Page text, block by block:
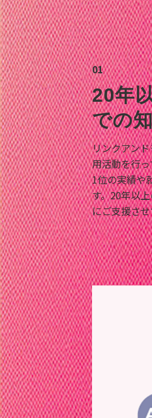
01
20年
での
リンクアン
用活動を行
1位の実績や
す。20年以
にご支援さ